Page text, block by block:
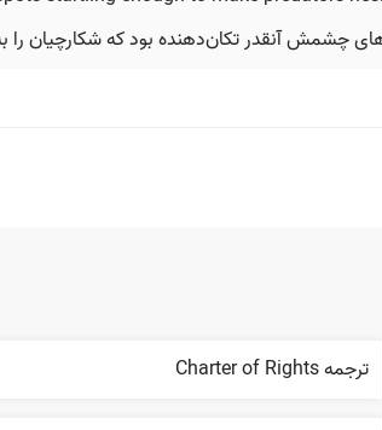
چشمش آنقدر تکان‌دهنده بود که شکارچیان را
ترجمه Charter of Rights